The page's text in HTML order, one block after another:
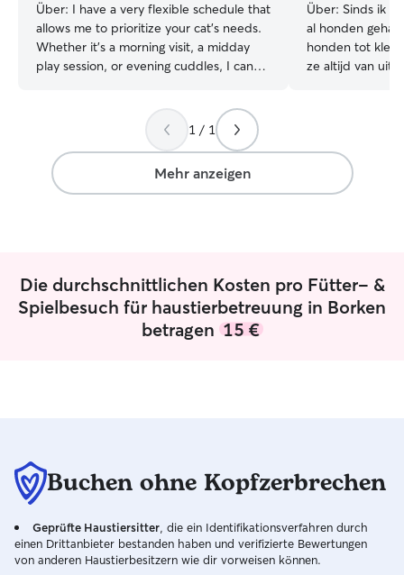
Über: I have a very flexible schedule that
allows me to prioritize your cat’s needs.
Whether it’s a morning visit, a midday
play session, or evening cuddles, I can
weekends, so you can rest assured that
your pet will get plenty of attention and
won't feel lonely while you're away.
Safety is my top priority. When I visit
your home, I double-check that all
on your pet's behavior and health. I also
respect your space and privacy, ensuring
your home stays exactly as you left it.
You’ll get regular updates and cute
Über: Sinds ik
al honden
honden tot
ze altijd van uit
zorgen. Ik werk fulltime van maandag tot
vrijdag, maar
minimaal 3 keer
avond kan ik
dagje weg? Dan
dingen die ik
1 / 1
Mehr anzeigen
Die durchschnittlichen Kosten pro Fütter- &
Spielbesuch für haustierbetreuung in Borken
betragen 15 €
Buchen ohne Kopfzerbrechen
Geprüfte Haustiersitter , die ein Identifikationsverfahren durch
einen Drittanbieter bestanden haben und verifizierte Bewertungen
von anderen Haustierbesitzern wie dir vorweisen können.